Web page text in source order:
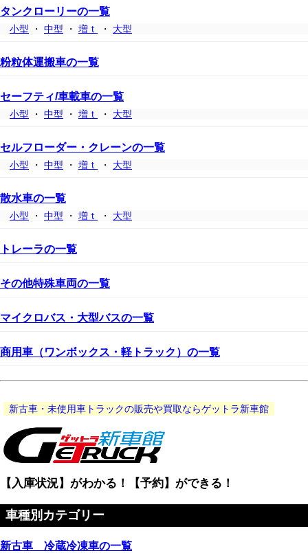
タンクローリーの一覧
小型 ・ 中型 ・ 増ｔ ・ 大型
粉粒体運搬車の一覧
セーフティ/車載車の一覧
小型 ・ 中型 ・ 増ｔ ・ 大型
セルフローダー・クレーンの一覧
小型 ・ 中型 ・ 増ｔ ・ 大型
散水車の一覧
小型 ・ 中型 ・ 増ｔ ・ 大型
トレーラの一覧
その他特殊車両の一覧
マイクロバス・大型バスの一覧
商用車（ワンボックス・軽トラック）の一覧
新古車・未使用車トラックの販売や買取ならゲットラ新車館
【入庫状況】がわかる！【予約】ができる！
車種別カテゴリー
新古車 冷蔵冷凍車の一覧